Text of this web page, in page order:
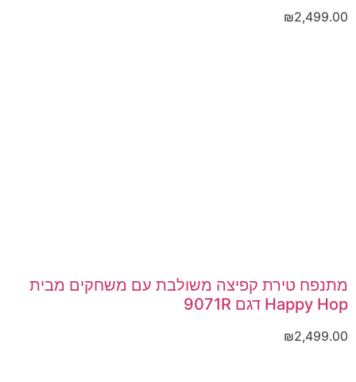
₪2,499.00
מתנפח טירת קפיצה משולבת עם משחקים מבית
Happy Hop דגם 9071R
₪2,499.00